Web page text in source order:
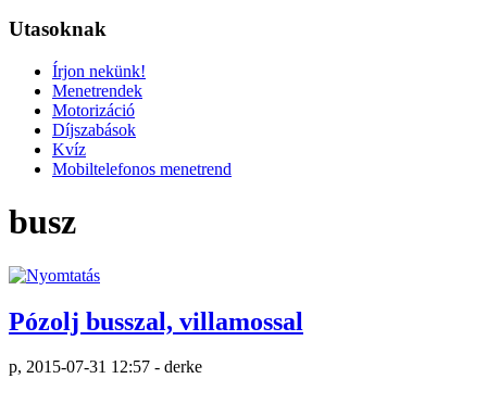
Utasoknak
Írjon nekünk!
Menetrendek
Motorizáció
Díjszabások
Kvíz
Mobiltelefonos menetrend
busz
Pózolj busszal, villamossal
p, 2015-07-31 12:57 - derke